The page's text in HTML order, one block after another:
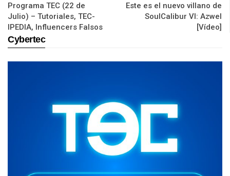
Programa TEC (22 de
Julio) – Tutoriales, TEC-
IPEDIA, Influencers Falsos
Este es el nuevo villano de
SoulCalibur VI: Azwel
[Vídeo]
Cybertec